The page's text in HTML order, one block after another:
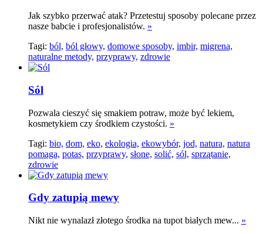
Jak szybko przerwać atak? Przetestuj sposoby polecane przez
nasze babcie i profesjonalistów. »
Tagi: ból, ból głowy, domowe sposoby, imbir, migrena,
naturalne metody, przyprawy, zdrowie
Sól
Pozwala cieszyć się smakiem potraw, może być lekiem,
kosmetykiem czy środkiem czystości. »
Tagi: bio, dom, eko, ekologia, ekowybór, jod, natura, natura
pomaga, potas, przyprawy, słone, solić, sól, sprzątanie,
zdrowie
Gdy zatupią mewy
Nikt nie wynalazł złotego środka na tupot białych mew... »